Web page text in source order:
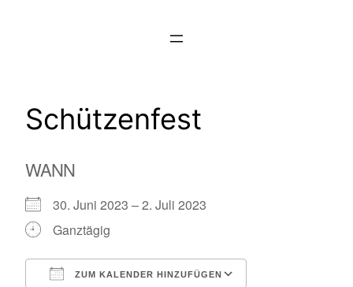
Schützenfest
WANN
30. Juni 2023 – 2. Juli 2023
Ganztägig
ZUM KALENDER HINZUFÜGEN